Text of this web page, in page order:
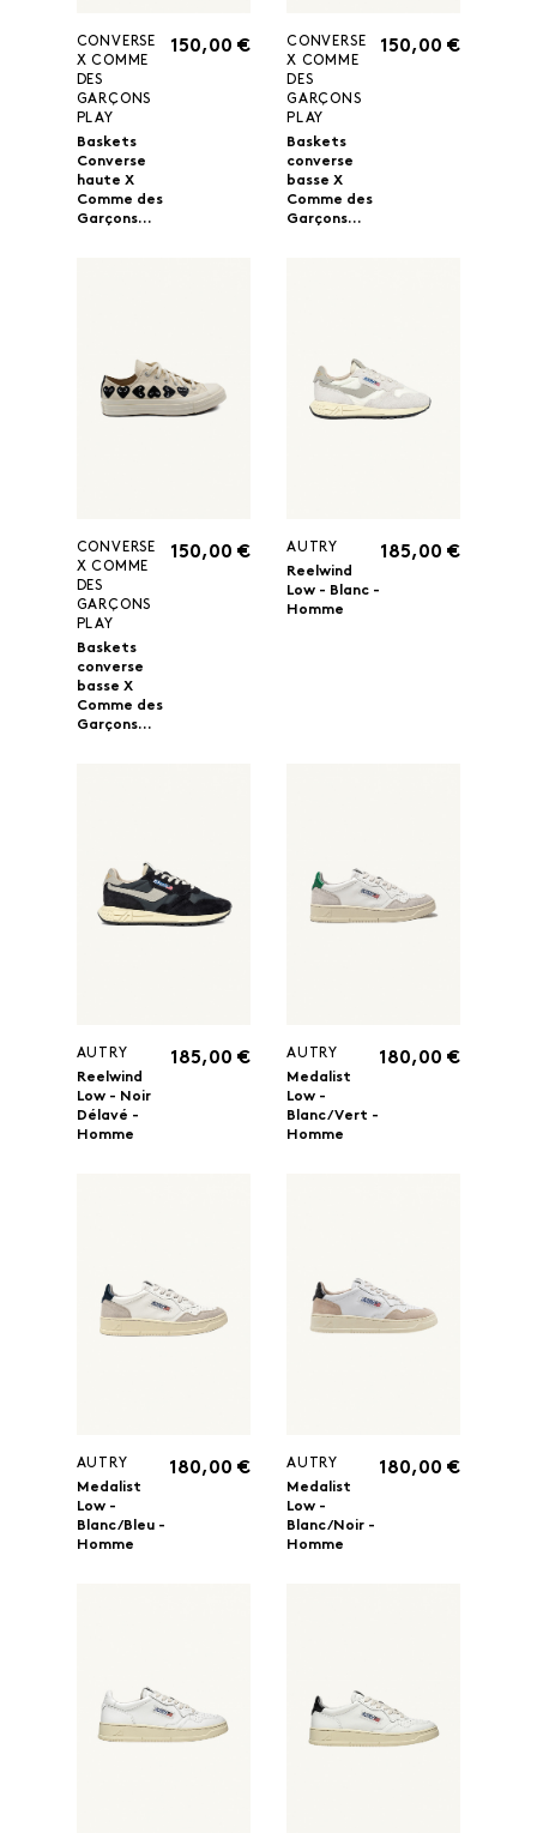
CONVERSE
X COMME
DES
GARÇONS
PLAY
Baskets
Converse
haute X
Comme des
Garçons...
150,00 €
CONVERSE
X COMME
DES
GARÇONS
PLAY
Baskets
converse
basse X
Comme des
Garçons...
150,00 €
CONVERSE
X COMME
DES
GARÇONS
PLAY
Baskets
converse
basse X
Comme des
Garçons...
150,00 €
AUTRY
Reelwind
Low - Blanc -
Homme
185,00 €
AUTRY
Reelwind
Low - Noir
Délavé -
Homme
185,00 €
AUTRY
Medalist
Low -
Blanc/Vert -
Homme
180,00 €
AUTRY
Medalist
Low -
Blanc/Bleu -
Homme
180,00 €
AUTRY
Medalist
Low -
Blanc/Noir -
Homme
180,00 €